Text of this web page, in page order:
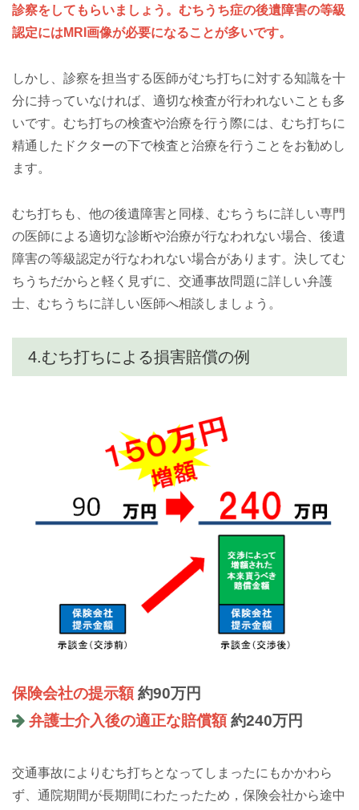
診察をしてもらいましょう。むちうち症の後遺障害の等級
認定にはMRI画像が必要になることが多いです。
しかし、診察を担当する医師がむち打ちに対する知識を十
分に持っていなければ、適切な検査が行われないことも多
いです。むち打ちの検査や治療を行う際には、むち打ちに
精通したドクターの下で検査と治療を行うことをお勧めし
ます。
むち打ちも、他の後遺障害と同様、むちうちに詳しい専門
の医師による適切な診断や治療が行なわれない場合、後遺
障害の等級認定が行なわれない場合があります。決してむ
ちうちだからと軽く見ずに、交通事故問題に詳しい弁護
士、むちうちに詳しい医師へ相談しましょう。
4.むち打ちによる損害賠償の例
保険会社の提示額約90万円
弁護士介入後の適正な賠償額約240万円
交通事故によりむち打ちとなってしまったにもかかわら
ず、通院期間が長期間にわたったため，保険会社から途中